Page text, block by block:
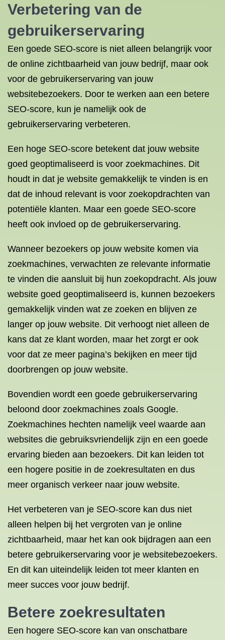
Verbetering van de
gebruikerservaring
Een goede SEO-score is niet alleen belangrijk voor
de online zichtbaarheid van jouw bedrijf, maar ook
voor de gebruikerservaring van jouw
websitebezoekers. Door te werken aan een betere
SEO-score, kun je namelijk ook de
gebruikerservaring verbeteren.
Een hoge SEO-score betekent dat jouw website
goed geoptimaliseerd is voor zoekmachines. Dit
houdt in dat je website gemakkelijk te vinden is en
dat de inhoud relevant is voor zoekopdrachten van
potentiële klanten. Maar een goede SEO-score
heeft ook invloed op de gebruikerservaring.
Wanneer bezoekers op jouw website komen via
zoekmachines, verwachten ze relevante informatie
te vinden die aansluit bij hun zoekopdracht. Als jouw
website goed geoptimaliseerd is, kunnen bezoekers
gemakkelijk vinden wat ze zoeken en blijven ze
langer op jouw website. Dit verhoogt niet alleen de
kans dat ze klant worden, maar het zorgt er ook
voor dat ze meer pagina’s bekijken en meer tijd
doorbrengen op jouw website.
Bovendien wordt een goede gebruikerservaring
beloond door zoekmachines zoals Google.
Zoekmachines hechten namelijk veel waarde aan
websites die gebruiksvriendelijk zijn en een goede
ervaring bieden aan bezoekers. Dit kan leiden tot
een hogere positie in de zoekresultaten en dus
meer organisch verkeer naar jouw website.
Het verbeteren van je SEO-score kan dus niet
alleen helpen bij het vergroten van je online
zichtbaarheid, maar het kan ook bijdragen aan een
betere gebruikerservaring voor je websitebezoekers.
En dit kan uiteindelijk leiden tot meer klanten en
meer succes voor jouw bedrijf.
Betere zoekresultaten
Een hogere SEO-score kan van onschatbare